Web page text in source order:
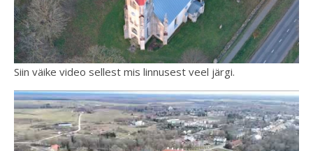
Siin väike video sellest mis linnusest veel järgi.